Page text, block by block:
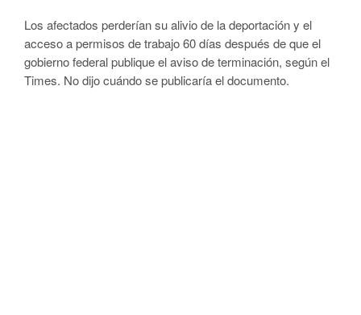
Los afectados perderían su alivio de la deportación y el
acceso a permisos de trabajo 60 días después de que el
gobierno federal publique el aviso de terminación, según el
Times. No dijo cuándo se publicaría el documento.